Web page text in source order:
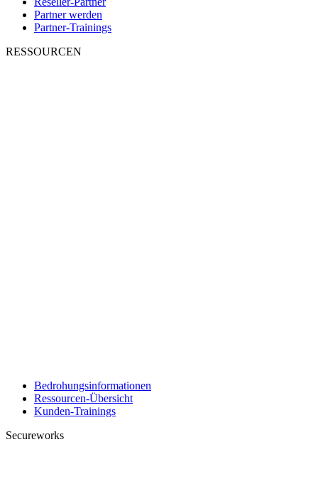
Partner werden
Partner-Trainings
RESSOURCEN
Bedrohungsinformationen
Ressourcen-Übersicht
Kunden-Trainings
Secureworks